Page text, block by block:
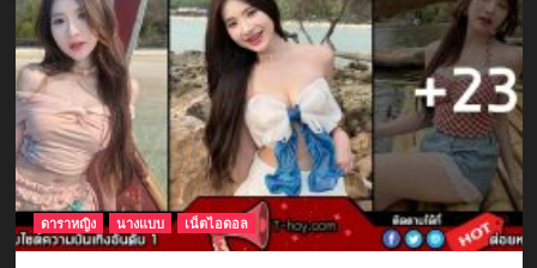
ดาราหญิง นางแบบ เน็ตไอดอล